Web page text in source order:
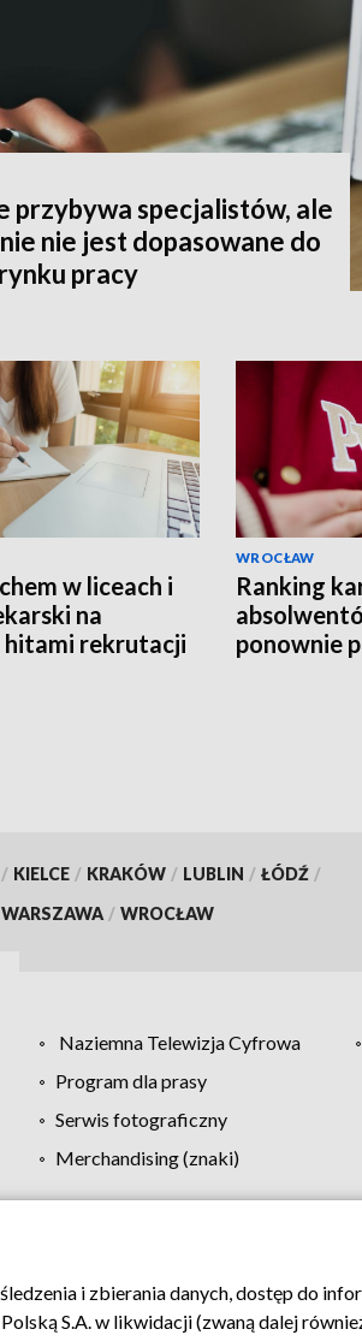
przybywa specjalistów, ale
nie jest dopasowane do
pracy
w liceach i
na
hitami rekrutacji
WROCŁAW
Ranking
ponownie
/ KIELCE / KRAKÓW / LUBLIN / ŁÓDŹ /
WARSZAWA / WROCŁAW
Naziemna Telewizja Cyfrowa
Program dla prasy
Serwis fotograficzny
Merchandising (znaki)
Biuro reklamy Kontakt
i zbierania danych, dostęp do
S.A. w likwidacji (zwaną dalej